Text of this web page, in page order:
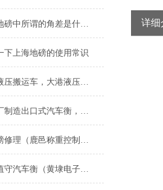
上海二手地磅中所谓的角差是什么呢
下上海地磅的使用常识
天津手动液压搬运车，大港液压搬运秤，叉车秤
上海衡器厂制造出口式汽车衡，浙江出口式地磅，江苏出口式电子地磅厂家
林州汽车磅修理（鹿邑称重控制模块（焦作称重模块安装）沈丘称重模块维修
通安无人值守汽车衡（黄埭电子秤）太平便携式汽车衡）光福汽车衡维修
详细